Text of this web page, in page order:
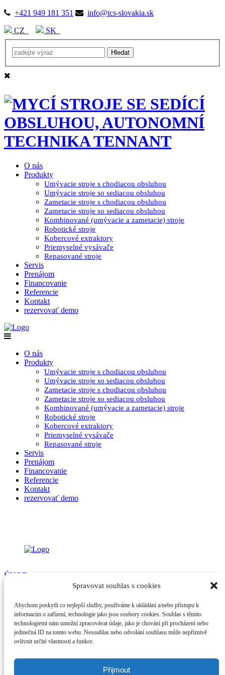
Spravovat souhlas s cookies
Abychom poskytli co nejlepší služby, používáme k ukládání a/nebo přístupu k
informacím o zařízení, technologie jako jsou soubory cookies. Souhlas s těmito
technologiemi nám umožní zpracovávat údaje, jako je chování při procházení nebo
jedinečná ID na tomto webu. Nesouhlas nebo odvolání souhlasu může nepříznivě
ovlivnit určité vlastnosti a funkce.
Přijmout
+421 949 181 351 info@tcs-slovakia.sk
CZ SK
O nás
Produkty
Umývacie stroje s chodiacou obsluhou
Umývacie stroje so sediacou obsluhou
Zametacie stroje s chodiacou obsluhou
Zametacie stroje so sediacou obsluhou
Kombinované (umývacie a zametacie) stroje
Robotické stroje
Kobercové extraktory
Priemyselné vysávače
Repasované stroje
Servis
Prenájom
Financovanie
Referencie
Kontakt
rezervovať demo
O nás
Produkty
Umývacie stroje s chodiacou obsluhou
Umývacie stroje so sediacou obsluhou
Zametacie stroje s chodiacou obsluhou
Zametacie stroje so sediacou obsluhou
Kombinované (umývacie a zametacie) stroje
Robotické stroje
Kobercové extraktory
Priemyselné vysávače
Repasované stroje
Servis
Prenájom
Financovanie
Referencie
Kontakt
rezervovať demo
ÚVOD
SERVIS
PRENÁJOM
FINANCOVANIE
REFERENCIE
KONTAKT
+421 949 181 351